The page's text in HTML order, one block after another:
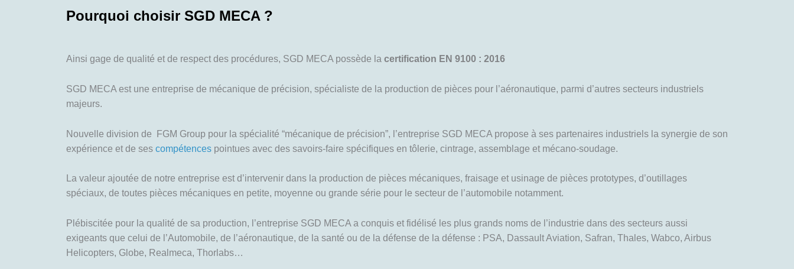
Pourquoi choisir SGD MECA ?
Ainsi gage de qualité et de respect des procédures, SGD MECA possède la certification EN 9100 : 2016
SGD MECA est une entreprise de mécanique de précision, spécialiste de la production de pièces pour l’aéronautique, parmi d’autres secteurs industriels
majeurs.
Nouvelle division de FGM Group pour la spécialité “mécanique de précision”, l’entreprise SGD MECA propose à ses partenaires industriels la synergie de son
expérience et de ses compétences pointues avec des savoirs-faire spécifiques en tôlerie, cintrage, assemblage et mécano-soudage.
La valeur ajoutée de notre entreprise est d’intervenir dans la production de pièces mécaniques, fraisage et usinage de pièces prototypes, d’outillages
spéciaux, de toutes pièces mécaniques en petite, moyenne ou grande série pour le secteur de l’automobile notamment.
Plébiscitée pour la qualité de sa production, l’entreprise SGD MECA a conquis et fidélisé les plus grands noms de l’industrie dans des secteurs aussi
exigeants que celui de l’Automobile, de l’aéronautique, de la santé ou de la défense de la défense : PSA, Dassault Aviation, Safran, Thales, Wabco, Airbus
Helicopters, Globe, Realmeca, Thorlabs…